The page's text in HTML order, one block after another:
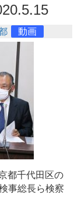
動画
都千代田区の
事総長ら検察